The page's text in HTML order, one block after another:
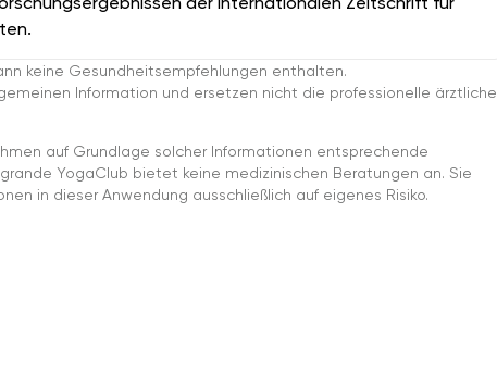
keine Gesundheitsempfehlungen enthalten.
Information und ersetzen nicht die professionelle ärztliche
auf Grundlage solcher Informationen entsprechende
YogaClub bietet keine medizinischen Beratungen an. Sie
in dieser Anwendung ausschließlich auf eigenes Risiko.